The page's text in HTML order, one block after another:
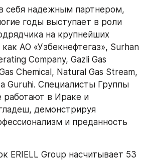
себя надежным партнером,
годы выступает в роли
на крупнейших
АО «Узбекнефтегаз», Surhan
Company, Gazli Gas
Chemical, Natural Gas Stream,
Guruhi. Специалисты Группы
работают в Ираке и
демонстрируя
и преданность
ERIELL Group насчитывает 53